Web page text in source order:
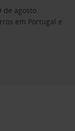
de agosto.
em Portugal e